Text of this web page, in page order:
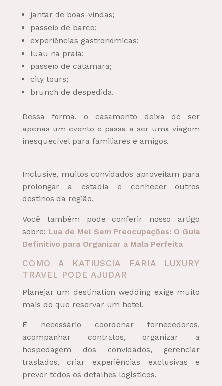
jantar de boas-vindas;
passeio de barco;
experiências gastronômicas;
luau na praia;
passeio de catamarã;
city tours;
brunch de despedida.
Dessa forma, o casamento deixa de ser
apenas um evento e passa a ser uma viagem
inesquecível para familiares e amigos.
Inclusive, muitos convidados aproveitam para
prolongar a estadia e conhecer outros
destinos da região.
Você também pode conferir nosso artigo
sobre: Lua de Mel Sem Preocupações: O Guia
Definitivo para Organizar a Mala Perfeita
COMO A KATIUSCIA FARIA LUXURY
TRAVEL PODE AJUDAR
Planejar um destination wedding exige muito
mais do que reservar um hotel.
É necessário coordenar fornecedores,
acompanhar contratos, organizar a
hospedagem dos convidados, gerenciar
traslados, criar experiências exclusivas e
prever todos os detalhes logísticos.